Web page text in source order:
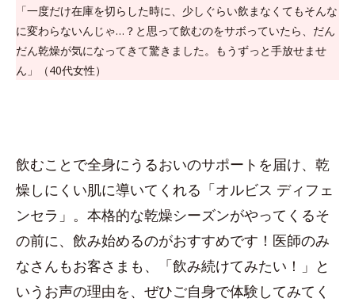
「一度だけ在庫を切らした時に、少しぐらい飲まなくてもそんな
に変わらないんじゃ…？と思って飲むのをサボっていたら、だん
だん乾燥が気になってきて驚きました。もうずっと手放せませ
ん」（40代女性）
飲むことで全身にうるおいのサポートを届け、乾
燥しにくい肌に導いてくれる「オルビス ディフェ
ンセラ」。本格的な乾燥シーズンがやってくるそ
の前に、飲み始めるのがおすすめです！医師のみ
なさんもお客さまも、「飲み続けてみたい！」と
いうお声の理由を、ぜひご自身で体験してみてく